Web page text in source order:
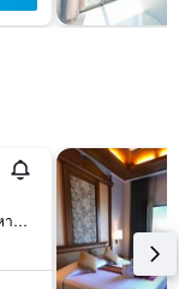
220 ถ.ร่วมจิตร เลียบชายหาดชะอำ จ.เพชรบุรี, ชะอำ, ประเทศไทย